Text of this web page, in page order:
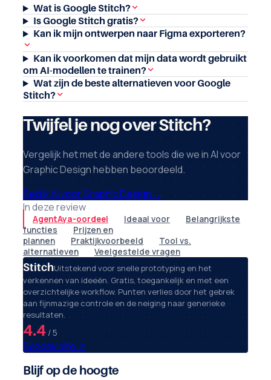
Wat is Google Stitch?
Is Google Stitch gratis?
Kan ik mijn ontwerpen naar Figma exporteren?
Kan ik voorkomen dat mijn data wordt gebruikt
om AI-modellen te trainen?
Wat zijn de beste alternatieven voor Google
Stitch?
Twijfel je nog over Stitch?
Vergelijk het met de andere tools die we in AI voor
Graphic Design hebben beoordeeld.
Bekijk AI voor Graphic Design→
In deze review
AgentAya-oordeel Ideaal voor
Belangrijkste
functies
Prijzen en
plannen
Praktijkvoorbeeld
Tool vs.
alternatieven
Veelgestelde vragen
StitchUitstekend voor snelle prototyping en het
verkennen van ideeën. Gratis, toegankelijk en met een
overzichtelijke workflow. Punten verlies door het gebrek
aan fijnmazige controle en de neiging naar generieke
resultaten.
4.4 / 5
Bezoek site ↗
Blijf op de hoogte